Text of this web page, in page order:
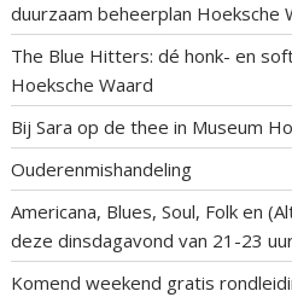
duurzaam beheerplan Hoeksche
The Blue Hitters: dé honk- en
Hoeksche Waard
Bij Sara op de thee in Museum
Ouderenmishandeling
Americana, Blues, Soul, Folk en
deze dinsdagavond van 21-23
Komend weekend gratis